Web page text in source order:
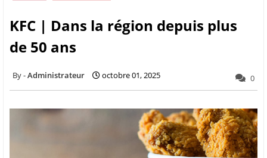
KFC | Dans la région depuis plus
de 50 ans
Administrateur octobre 01, 2025 0